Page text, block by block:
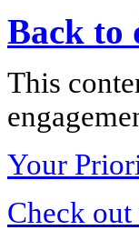
Back to
This
Your
Check